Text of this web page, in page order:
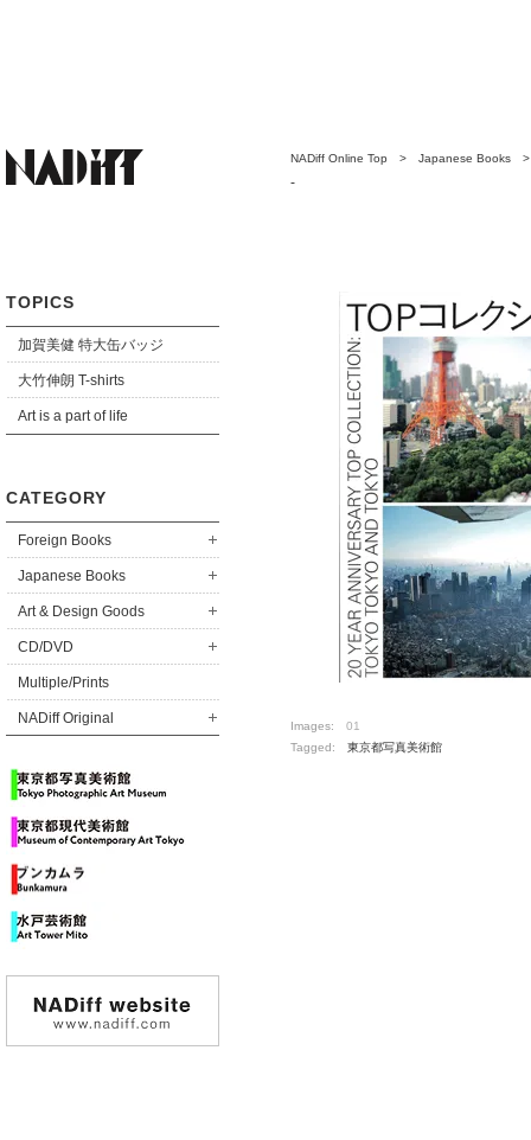
TOPICS
加賀美健 特大缶バッジ
大竹伸朗 T-shirts
Art is a part of life
CATEGORY
Foreign Books
Japanese Books
Art & Design Goods
CD/DVD
Multiple/Prints
NADiff Original
NADiff Online Top > Japanese Books
-
Images: 01
Tagged: 東京都写真美術館